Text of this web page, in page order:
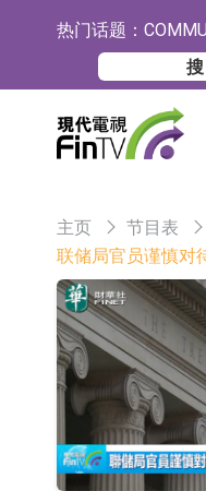
热门话题：
展海外
香港
理及集
【异动
份
【异动
镍资源
中瓷电
司目前
格林美
级镍粉
宝明科
标已完
送样
ST豆神
及香港
卓悦控
30合1
日韩股
主页 节目表
联储局官员谨慎对